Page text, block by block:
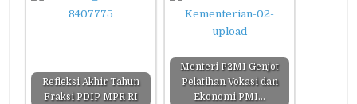
Refleksi Akhir Tahun
Fraksi PDIP MPR RI
Menteri P2MI Genjot
Pelatihan Vokasi dan
Ekonomi PMI…